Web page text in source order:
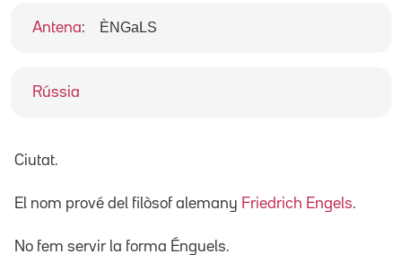
Rússia
Antena: ÈNGaLS
Ciutat.
El nom prové del filòsof alemany Friedrich Engels.
No fem servir la forma Énguels.